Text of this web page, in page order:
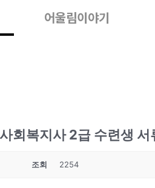
어울림이야기
회복지사 2급 수련생 서
조회 2254